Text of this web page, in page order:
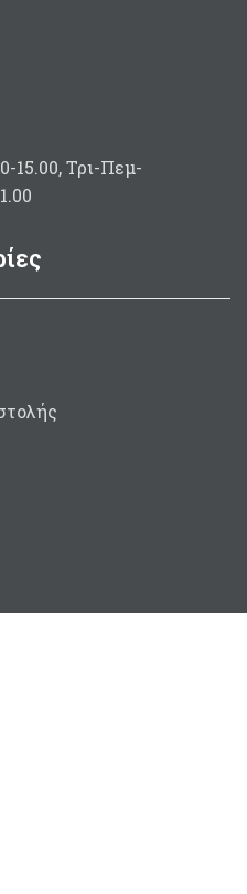
15.00, Τρι-Πεμ-